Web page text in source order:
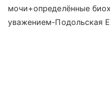
мочи+определённые
уважением-Подольская